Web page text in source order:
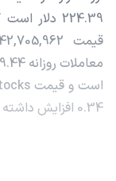
0.34 افزایش داشته است.